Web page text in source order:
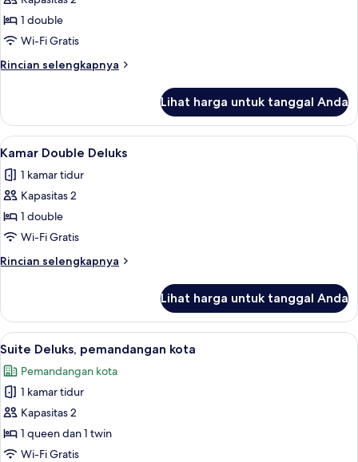
Double
Deluks,
kota
1 double
Wi-Fi Gratis
Rincian selengkapnya
Rincian
Kamar
Double
Deluks,
kota
Lihat harga untuk tanggal Anda
Lihat
semua
foto
untuk
Kamar
Double
Deluks
Kamar Double Deluks | Brankas,
1
Kamar Double Deluks
1 kamar tidur
Kapasitas 2
1 double
Wi-Fi Gratis
Rincian selengkapnya
Rincian
Kamar
Double
Deluks
Lihat harga untuk tanggal Anda
Lihat
semua
foto
untuk
Suite
Deluks,
pemandangan
Suite Deluks, pemandangan kota |
1
Suite Deluks, pemandangan kota
Pemandangan kota
1 kamar tidur
Kapasitas 2
1 queen dan 1 twin
Wi-Fi Gratis